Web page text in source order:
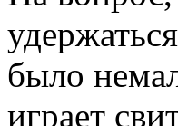
было
играет